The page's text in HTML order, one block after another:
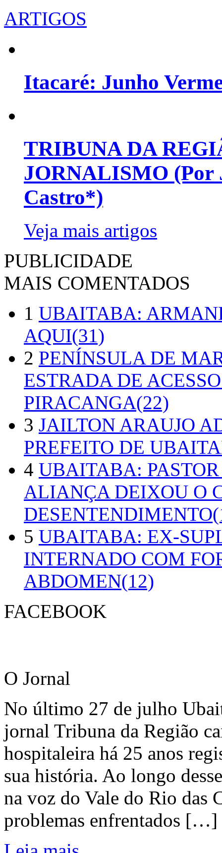
ARTIGOS
Itacaré: Junho
TRIBUNA DA
JORNALISMO (Por
Castro*)
Veja mais artigos
PUBLICIDADE
MAIS COMENTADOS
1 UBAITABA:
AQUI(31)
2 PENÍNSULA DE
ESTRADA DE
PIRACANGA(22)
3 JAILTON ARAUJO
PREFEITO DE
4 UBAITABA:
ALIANÇA DEIXOU O
5 UBAITABA: EX-
INTERNADO COM
ABDOMEN(12)
FACEBOOK
O Jornal
No último 27 de julho
jornal Tribuna da Região
hospitaleira há 25 anos
sua história. Ao longo
na voz do Vale do Rio das
problemas enfrentados […]